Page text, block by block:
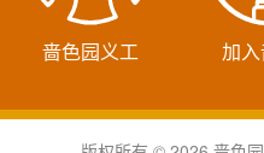
啬色园义工 加